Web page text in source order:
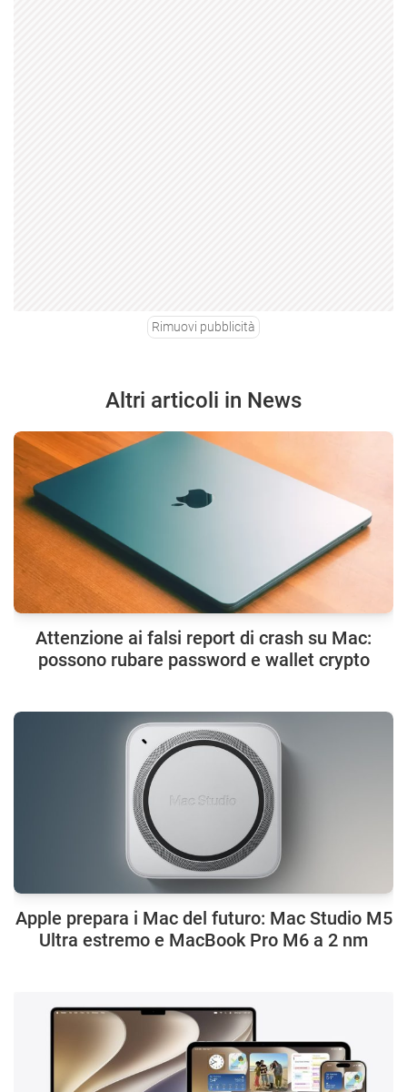
Rimuovi pubblicità
Altri articoli in News
Attenzione ai falsi report di crash su Mac:
possono rubare password e wallet crypto
Apple prepara i Mac del futuro: Mac Studio M5
Ultra estremo e MacBook Pro M6 a 2 nm